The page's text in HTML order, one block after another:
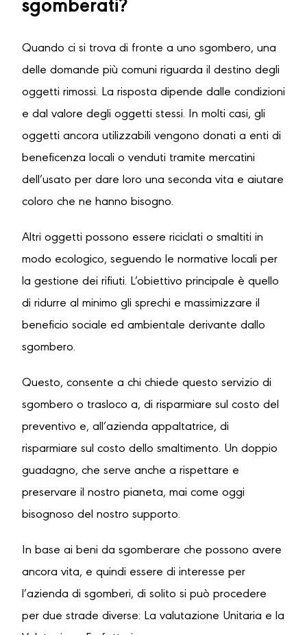
sgomberati?
Quando ci si trova di fronte a uno sgombero, una
delle domande più comuni riguarda il destino degli
oggetti rimossi. La risposta dipende dalle condizioni
e dal valore degli oggetti stessi. In molti casi, gli
oggetti ancora utilizzabili vengono donati a enti di
beneficenza locali o venduti tramite mercatini
dell’usato per dare loro una seconda vita e aiutare
coloro che ne hanno bisogno.
Altri oggetti possono essere riciclati o smaltiti in
modo ecologico, seguendo le normative locali per
la gestione dei rifiuti. L’obiettivo principale è quello
di ridurre al minimo gli sprechi e massimizzare il
beneficio sociale ed ambientale derivante dallo
sgombero.
Questo, consente a chi chiede questo servizio di
sgombero o trasloco a, di risparmiare sul costo del
preventivo e, all’azienda appaltatrice, di
risparmiare sul costo dello smaltimento. Un doppio
guadagno, che serve anche a rispettare e
preservare il nostro pianeta, mai come oggi
bisognoso del nostro supporto.
In base ai beni da sgomberare che possono avere
ancora vita, e quindi essere di interesse per
l’azienda di sgomberi, di solito si può procedere
per due strade diverse: La valutazione Unitaria e la